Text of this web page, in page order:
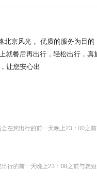
北京风光， 优质的服务为目的
就餐后再出行，轻松出行，
让您安心出
在您出行的前一天晚上23：00之
行的前一天晚上23：00之前与您